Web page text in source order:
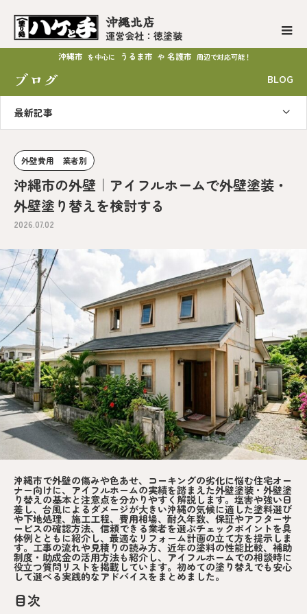
沖縄北店
運営会社：徳塗装
沖縄市 を中心に うるま市 や 名護市 周辺で対応可能！
ブログ BLOG
最新記事
外壁費用 業者別
沖縄市の外壁｜アイフルホームで外壁塗装・
外壁塗り替えを検討する
2026.07.02
沖縄市で外壁の傷みや色あせ、コーキングの劣化に悩む住宅オー
ナー向けに、アイフルホームの実績を踏まえた外壁塗装・外壁塗
り替えの基本と注意点を分かりやすく解説します。塩害や強い日
差し、台風によるダメージが大きい沖縄の気候に適した塗料選び
や下地処理、施工工程、費用相場、耐久年数、保証やアフターサ
ービスの確認方法、信頼できる業者を選ぶチェックポイントを具
体例とともに紹介し、最適なリフォーム計画の立て方を提示しま
す。工事の流れや見積りの読み方、近年の塗料の性能比較、補助
制度・助成金の活用方法も紹介し、アイフルホームでの相談時に
役立つ質問リストを掲載しています。初めての塗り替えでも安心
して選べる実践的なアドバイスをまとめました。
目次